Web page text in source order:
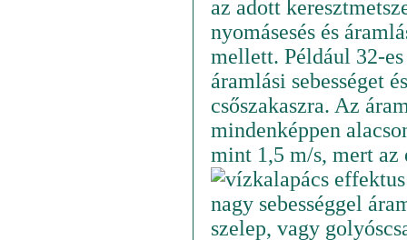
az adott
nyomásesés és
mellett. Például 32-
áramlási sebességet
csőszakaszra. Az
mindenképpen
mint 1,5 m/s, mert az
nagy sebességgel
szelep, vagy